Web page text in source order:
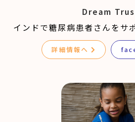
Dream
インドで糖尿病患者さんをサ
詳細情報へ